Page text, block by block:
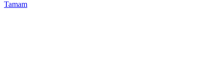
Tamam